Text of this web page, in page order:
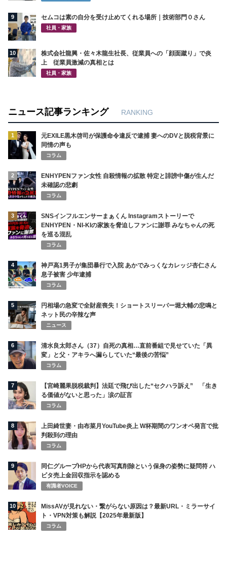
9 セムコは素の自分を受け止めてくれる場所｜技術部門０さん
社員・家族
10
株式会社龍興・佐々木龍生社長、従業員への「顔面蹴り」で炎
上 従業員激減の真相とは
社員・家族
ニュース記事ランキング RANKING
1
元EXILE黒木啓司が保護命令違反で逮捕 妻へのDVと脱税背景に
同情の声も
コラム
2
ENHYPENファン女性 自殺情報の拡散 特定と誹謗中傷が生んだ
未確認の悲劇
コラム
3
SNSインフルエンサーまぁくん Instagramストーリーで
ENHYPEN・NI-KIの家族を脅迫しファンに謝罪 みなちゃんの死
を巡る混乱
コラム
4
神戸高1男子が集団暴行で入院 あかでみっくなカレッジ杏仁さん
息子被害 少年逮捕
コラム
5
円相場の急変で全財産喪失！ショートスリーパー堀大輔の悲鳴と
ネット民の辛辣な声
ニュース
6
清水良太郎さん（37）自死の真相…直前番組で見せていた「異
変」と父・アキラへ漏らしていた“最後の苦悩”
コラム
7
【宮崎麗果脱税裁判】法廷で飛び出した“セクハラ訴え” 「生き
る価値がないと思った」涙の証言
コラム
8
上田綺世妻・由布菜月YouTube炎上 W杯期間のワンオペ発言で批
判殺到の理由
コラム
9
同仁グループHPから代表写真削除という保身の姿勢に疑問符 ハ
ビタ売上金回収指示を認める
有識者VOICE
10
MissAVが見れない・繋がらない原因は？最新URL・ミラーサイ
ト・VPN対策も解説【2025年最新版】
コラム